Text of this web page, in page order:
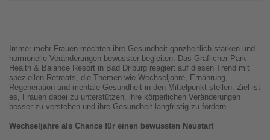
Immer mehr Frauen möchten ihre Gesundheit ganzheitlich stärken und
hormonelle Veränderungen bewusster begleiten. Das Gräflicher Park
Health & Balance Resort in Bad Driburg reagiert auf diesen Trend mit
speziellen Retreats, die Themen wie Wechseljahre, Ernährung,
Regeneration und mentale Gesundheit in den Mittelpunkt stellen. Ziel ist
es, Frauen dabei zu unterstützen, ihre körperlichen Veränderungen
besser zu verstehen und ihre Gesundheit langfristig zu fördern.
Wechseljahre als Chance für einen bewussten Neustart